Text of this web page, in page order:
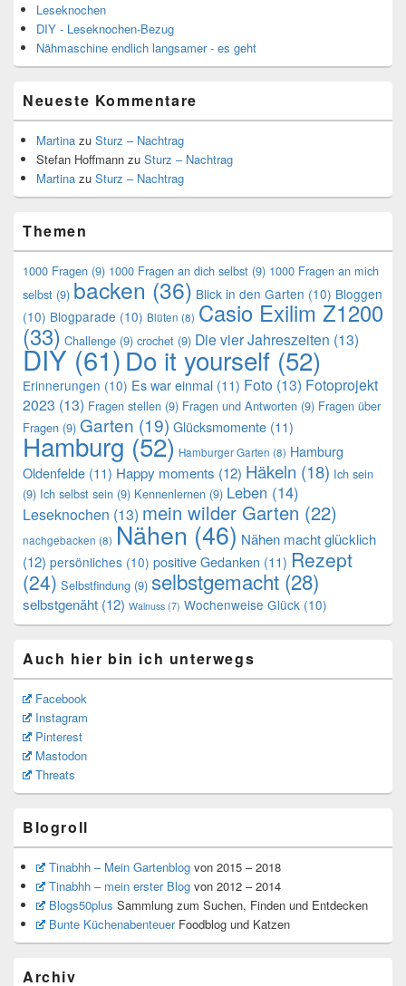
Leseknochen
DIY - Leseknochen-Bezug
Nähmaschine endlich langsamer - es geht
Neueste Kommentare
Martina zu Sturz – Nachtrag
Stefan Hoffmann zu Sturz – Nachtrag
Martina zu Sturz – Nachtrag
Themen
1000 Fragen (9) 1000 Fragen an dich selbst (9) 1000 Fragen an mich
selbst (9) backen (36) Blick in den Garten (10) Bloggen
(10) Blogparade (10) Blüten (8) Casio Exilim Z1200
(33) Challenge (9) crochet (9) Die vier Jahreszeiten (13)
DIY (61)Do it yourself (52)
Erinnerungen (10) Es war einmal (11) Foto (13) Fotoprojekt
2023 (13) Fragen stellen (9) Fragen und Antworten (9) Fragen über
Fragen (9) Garten (19) Glücksmomente (11)
Hamburg (52) Hamburger Garten (8) Hamburg
Oldenfelde (11) Happy moments (12) Häkeln (18) Ich sein
(9) Ich selbst sein (9) Kennenlernen (9) Leben (14)
Leseknochen (13) mein wilder Garten (22)
nachgebacken (8) Nähen (46) Nähen macht glücklich
(12) persönliches (10) positive Gedanken (11) Rezept
(24) Selbstfindung (9) selbstgemacht (28)
selbstgenäht (12) Walnuss (7) Wochenweise Glück (10)
Auch hier bin ich unterwegs
Facebook
Instagram
Pinterest
Mastodon
Threats
Blogroll
Tinabhh – Mein Gartenblogvon 2015 – 2018
Tinabhh – mein erster Blogvon 2012 – 2014
Blogs50plus Sammlung zum Suchen, Finden und Entdecken
Bunte KüchenabenteuerFoodblog und Katzen
Archiv